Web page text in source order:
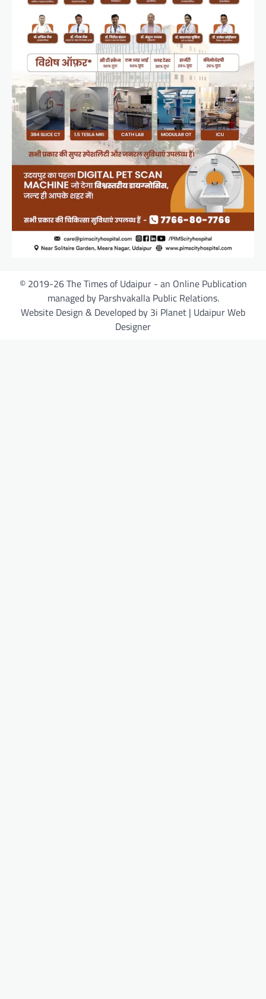
© 2019-26 The Times of Udaipur - an Online Publication
managed by Parshvakalla Public Relations.
Website Design & Developed by 3i Planet | Udaipur Web
Designer